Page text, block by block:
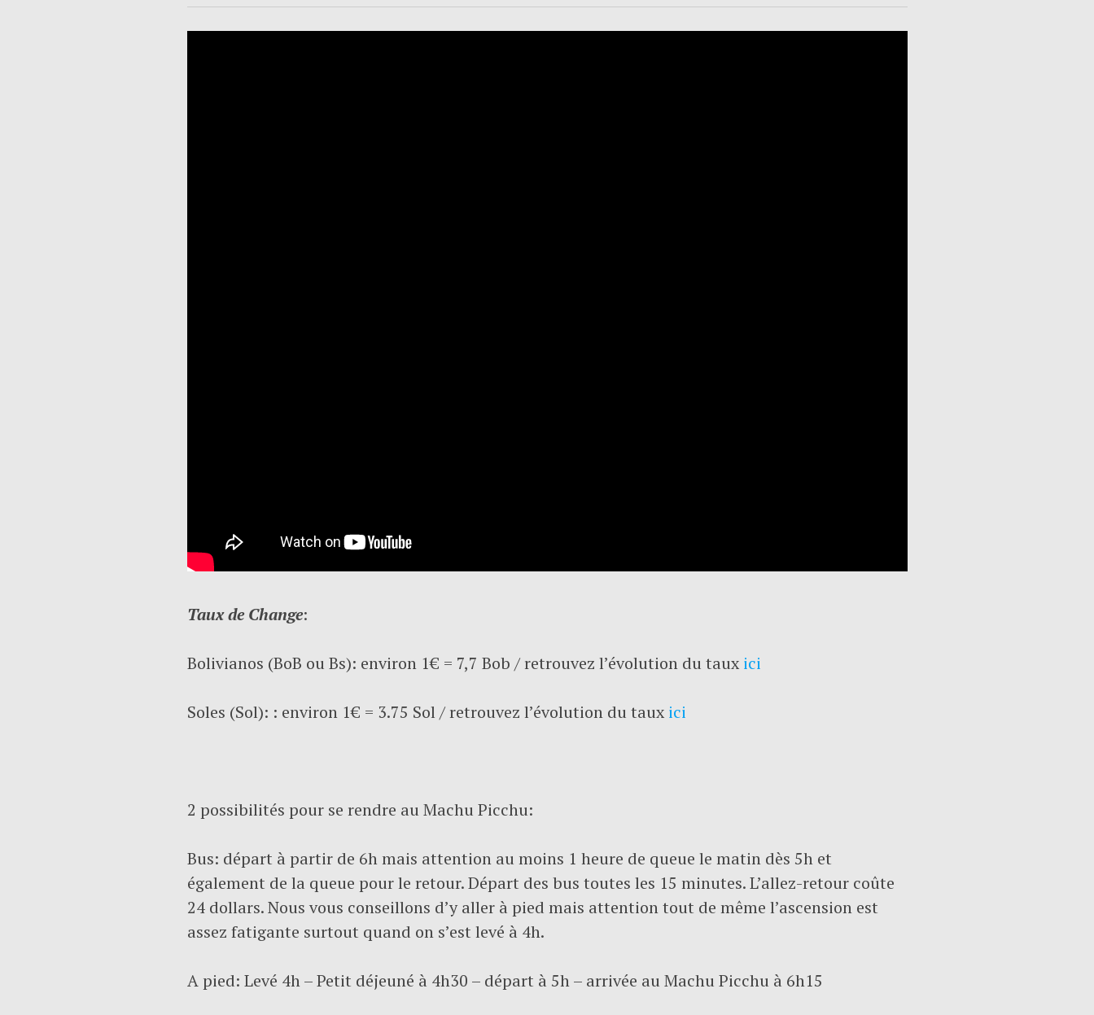
Taux de Change:
Bolivianos (BoB ou Bs): environ 1€ = 7,7 Bob / retrouvez l’évolution du tauxici
Soles (Sol): : environ 1€ = 3.75 Sol / retrouvez l’évolution du taux ici
2 possibilités pour se rendre au Machu Picchu:
Bus: départ à partir de 6h mais attention au moins 1 heure de queue le matin dès 5h et
également de la queue pour le retour. Départ des bus toutes les 15 minutes. L’allez-retour coûte
24 dollars. Nous vous conseillons d’y aller à pied mais attention tout de même l’ascension est
assez fatigante surtout quand on s’est levé à 4h.
A pied: Levé 4h – Petit déjeuné à 4h30 – départ à 5h – arrivée au Machu Picchu à 6h15